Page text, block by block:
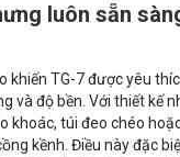
luôn sẵn
khiến TG-7 được yêu
và độ bền. Với thiết kế
khoác, túi đeo chéo
kềnh. Điều này đặc